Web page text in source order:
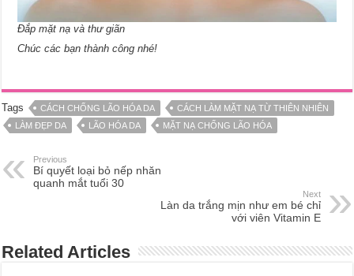
Đắp mặt nạ và thư giãn
Chúc các bạn thành công nhé!
Tags CÁCH CHỐNG LÃO HÓA DA
CÁCH LÀM MẶT NẠ TỪ THIÊN NHIÊN
LÀM ĐẸP DA
LÃO HÓA DA MẶT NẠ CHỐNG LÃO HÓA
Previous
Bí quyết loại bỏ nếp nhăn
quanh mắt tuổi 30
Next
Làn da trắng mịn như em bé chỉ
với viên Vitamin E
Related Articles